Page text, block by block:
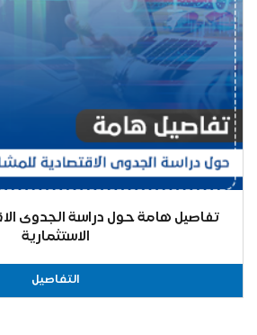
تفاصيل هامة حول دراسة الجدوى
الاستثمارية
التفاصيل